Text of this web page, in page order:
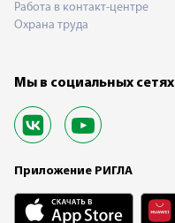
Работа в контакт-центре
Охрана труда
Мы в социальных сетях
Приложение РИГЛА